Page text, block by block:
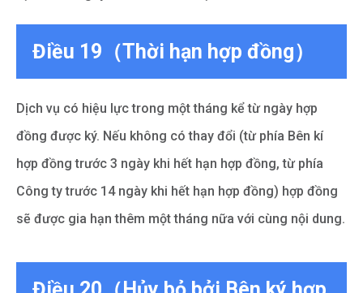
Điều 19（Thời hạn hợp đồng）
Dịch vụ có hiệu lực trong một tháng kể từ ngày hợp
đồng được ký. Nếu không có thay đổi (từ phía Bên kí
hợp đồng trước 3 ngày khi hết hạn hợp đồng, từ phía
Công ty trước 14 ngày khi hết hạn hợp đồng) hợp đồng
sẽ được gia hạn thêm một tháng nữa với cùng nội dung.